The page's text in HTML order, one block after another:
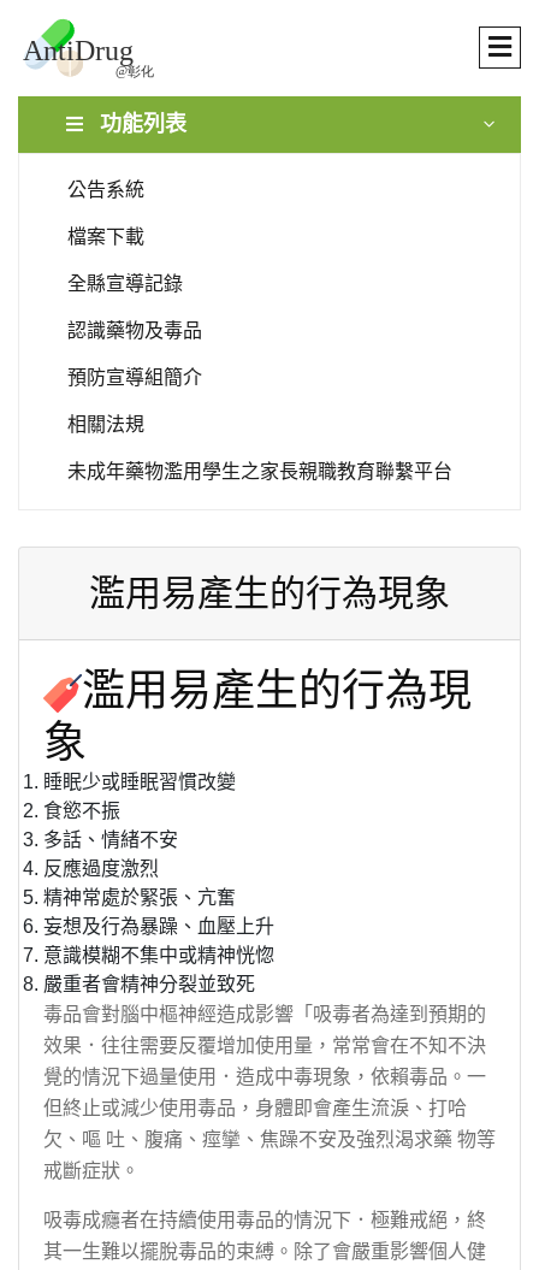
功能列表
公告系統
檔案下載
全縣宣導記錄
認識藥物及毒品
預防宣導組簡介
相關法規
未成年藥物濫用學生之家長親職教育聯繫平台
濫用易產生的行為現象
濫用易產生的行為現
象
睡眠少或睡眠習慣改變
食慾不振
多話、情緒不安
反應過度激烈
精神常處於緊張、亢奮
妄想及行為暴躁、血壓上升
意識模糊不集中或精神恍惚
嚴重者會精神分裂並致死
毒品會對腦中樞神經造成影響「吸毒者為達到預期的
效果．往往需要反覆增加使用量，常常會在不知不決
覺的情況下過量使用．造成中毒現象，依賴毒品。一
但終止或減少使用毒品，身體即會產生流淚、打哈
欠、嘔 吐、腹痛、痙攣、焦躁不安及強烈渴求藥 物等
戒斷症狀。
吸毒成癮者在持續使用毒品的情況下．極難戒絕，終
其一生難以擺脫毒品的束縛。除了會嚴重影響個人健